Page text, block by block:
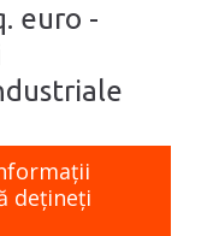
euro -
dețineți